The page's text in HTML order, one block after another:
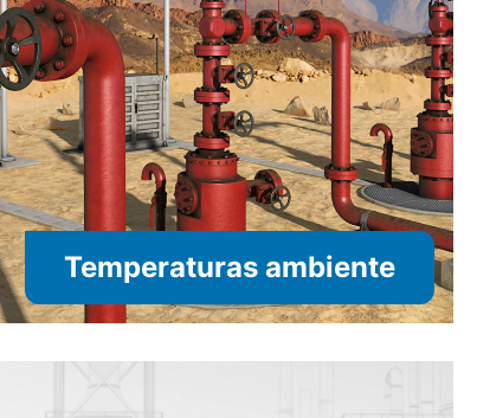
Temperaturas ambiente